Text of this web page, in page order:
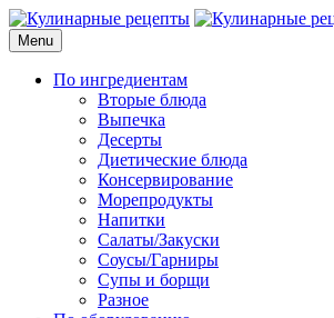
Skip
to
content
Кулинарные рецепты
для домашнего приготовления
Menu
По ингредиентам
Вторые блюда
Выпечка
Десерты
Диетические блюда
Консервирование
Морепродукты
Напитки
Салаты/Закуски
Соусы/Гарниры
Супы и борщи
Разное